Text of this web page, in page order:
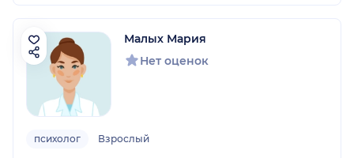
Малых Мария
Нет оценок
психолог Взрослый